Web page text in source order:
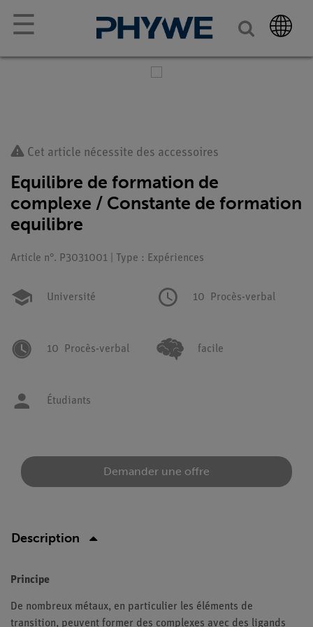
☰
Cet article nécessite des accessoires
Equilibre de formation de
complexe / Constante de formation
equilibre
Article n°. P3031001 | Type : Expériences
Université 10 Procès-verbal
10 Procès-verbal facile
Étudiants
Demander une offre
Description
Principe
De nombreux métaux, en particulier les éléments de
transition, peuvent former des complexes avec des ligands